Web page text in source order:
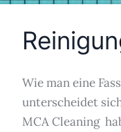
Wie man eine
unterscheidet
MCA Cleaning